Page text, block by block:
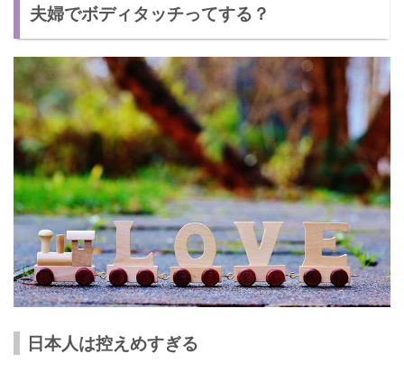
体をいたわる
夫婦円満でいれるコツ
ボディタッチを心がけよう！
夫婦でボディタッチってする？
日本人は控えめすぎる